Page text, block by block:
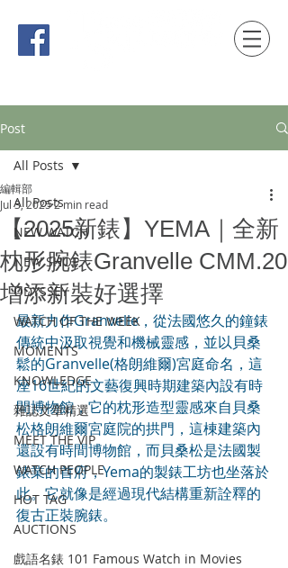
Post
All Posts
NEW WATCH
NEW SHOP
ODYSSEY
WATCH OF THE WEEK
MOMENTS
KNOWLEDGE
雜誌文章精選
MEET THE VIP
WATCH PEOPLE
HOT TAG
AUCTIONS
戲語名錶 101 Famous Watch in Movies
All Posts
【2025新錶】YEMA｜全新
枕形腕錶Granvelle CMM.20
增添新裝好選擇
編輯部
Jul 3, 20252 min read
最新力作Granvelle，從法國悠久的鐘錶
傳統中汲取視覺和機械靈感，並以貝桑
鬆的Granvelle(格朗維爾)宮庭命名，這
座16世紀的文藝復興時期建築內設有時
間博物館，它的枕形造型靈感來自貝桑
松格朗維爾宮庭院的拱門，這棟建築內
還設有時間博物館，而貝桑松是法國製
錶業的首府，Yema的製錶工坊也坐落於
此。它就像是經過現代結構重新詮釋的
復古正裝腕錶。